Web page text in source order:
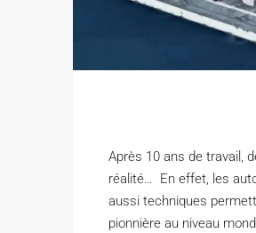
Après 10 ans de travail,
réalité… En effet, les
aussi techniques
pionnière au niveau